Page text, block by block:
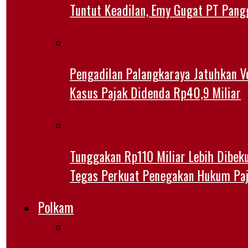
Tuntut Keadilan, Emy Gugat PT
Pengadilan Palangkaraya Jatuhkan
Kasus Pajak Didenda Rp40,9 Miliar
Tunggakan Rp110 Miliar Lebih
Tegas Perkuat Penegakan Hukum
Polkam